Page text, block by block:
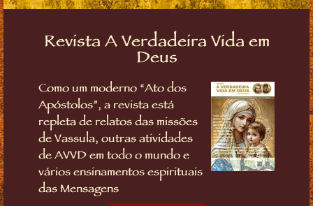
Revista A Verdadeira Vida em
Deus
Como um moderno “Ato dos
Apóstolos”, a revista está
repleta de relatos das missões
de Vassula, outras atividades
de AVVD em todo o mundo e
vários ensinamentos espirituais
das Mensagens